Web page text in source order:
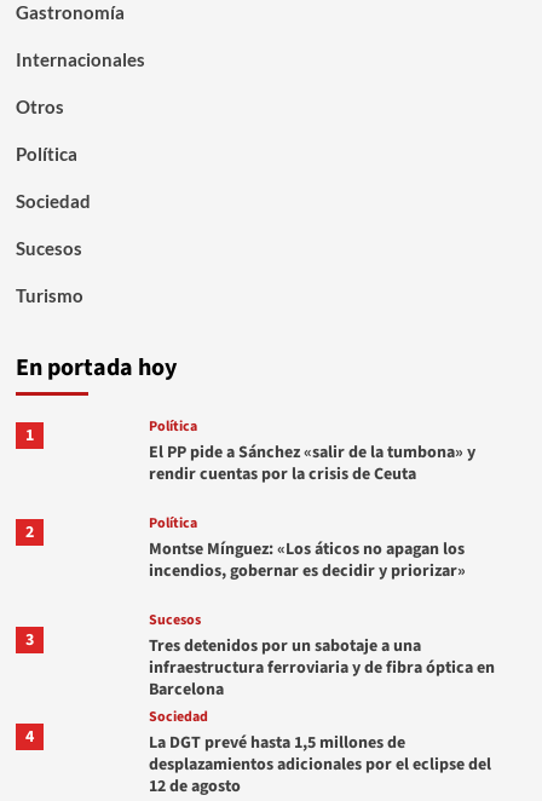
Gastronomía
Internacionales
Otros
Política
Sociedad
Sucesos
Turismo
En portada hoy
1 Política
El PP pide a Sánchez «salir de la tumbona» y
rendir cuentas por la crisis de Ceuta
2 Política
Montse Mínguez: «Los áticos no apagan los
incendios, gobernar es decidir y priorizar»
3
Sucesos
Tres detenidos por un sabotaje a una
infraestructura ferroviaria y de fibra óptica en
Barcelona
4
Sociedad
La DGT prevé hasta 1,5 millones de
desplazamientos adicionales por el eclipse del
12 de agosto